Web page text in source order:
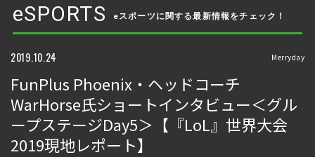
l
o
g
eSPORTS eスポーツに関する最新情報をチェック！
2019.10.24 Merryday
FunPlus Phoenix・ヘッドコーチ
WarHorse氏ショートインタビュー＜グル
ープステージDay5＞【『LoL』世界大会
2019現地レポート】